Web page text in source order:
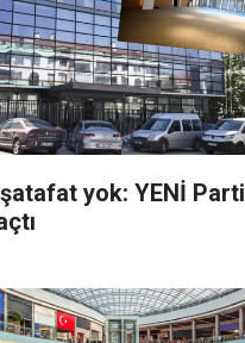
yok: YENİ Parti